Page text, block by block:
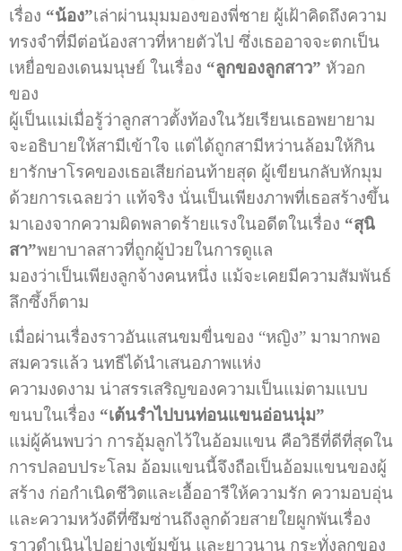
เรื่อง “น้อง”เล่าผ่านมุมมองของพี่ชาย ผู้เฝ้าคิดถึงความ
ทรงจำที่มีต่อน้องสาวที่หายตัวไป ซึ่งเธออาจจะตกเป็น
เหยื่อของเดนมนุษย์ ในเรื่อง “ลูกของลูกสาว” หัวอก
ของ
ผู้เป็นแม่เมื่อรู้ว่าลูกสาวตั้งท้องในวัยเรียนเธอพยายาม
จะอธิบายให้สามีเข้าใจ แต่ได้ถูกสามีหว่านล้อมให้กิน
ยารักษาโรคของเธอเสียก่อนท้ายสุด ผู้เขียนกลับหักมุม
ด้วยการเฉลยว่า แท้จริง นั่นเป็นเพียงภาพที่เธอสร้างขึ้น
มาเองจากความผิดพลาดร้ายแรงในอดีตในเรื่อง “สุนิ
สา”พยาบาลสาวที่ถูกผู้ป่วยในการดูแล
มองว่าเป็นเพียงลูกจ้างคนหนึ่ง แม้จะเคยมีความสัมพันธ์
ลึกซึ้งก็ตาม
เมื่อผ่านเรื่องราวอันแสนขมขื่นของ “หญิง” มามากพอ
สมควรแล้ว นทธีได้นำเสนอภาพแห่ง
ความงดงาม น่าสรรเสริญของความเป็นแม่ตามแบบ
ขนบในเรื่อง “เต้นรำไปบนท่อนแขนอ่อนนุ่ม”
แม่ผู้ค้นพบว่า การอุ้มลูกไว้ในอ้อมแขน คือวิธีที่ดีที่สุดใน
การปลอบประโลม อ้อมแขนนี้จึงถือเป็นอ้อมแขนของผู้
สร้าง ก่อกำเนิดชีวิตและเอื้ออารีให้ความรัก ความอบอุ่น
และความหวังดีที่ซึมซ่านถึงลูกด้วยสายใยผูกพันเรื่อง
ราวดำเนินไปอย่างเข้มข้น และยาวนาน กระทั่งลูกของ